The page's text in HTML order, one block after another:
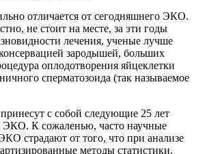
отличается от сегодняшнего ЭКО.
не стоит на месте, за эти годы
лечения, ученые лучше
зародышей, больших
оплодотворения яйцеклетки
сперматозоида (так называемое
с собой следующие 25 лет
ЭКО. К сожаленью, часто научные
страдают от того, что при анализе
методы статистики,